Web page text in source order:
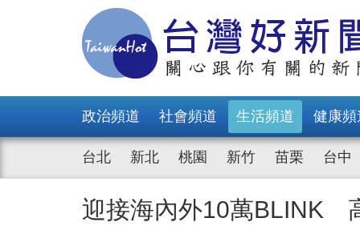
政治頻道 社會頻道 生活頻道 健康頻
台北 新北 桃園 新竹 苗栗 台中
迎接海內外10萬BLINK